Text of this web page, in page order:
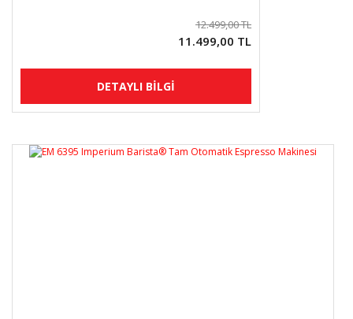
12.499,00 TL
11.499,00 TL
DETAYLI BİLGİ